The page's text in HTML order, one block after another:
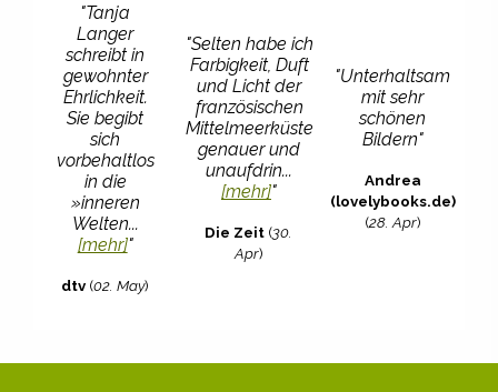
"Tanja
Langer
schreibt in
gewohnter
Ehrlichkeit.
Sie begibt
sich
vorbehaltlos
in die
»inneren
Welten...
[mehr]"
dtv (02. May)
"Selten habe ich
Farbigkeit, Duft
und Licht der
französischen
Mittelmeerküste
genauer und
unaufdrin...
[mehr]"
Die Zeit (30.
Apr)
"Unterhaltsam
mit sehr
schönen
Bildern"
Andrea
(lovelybooks.de)
(28. Apr)